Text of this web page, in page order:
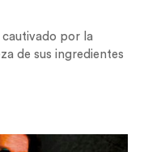
cautivado por la
de sus ingredientes